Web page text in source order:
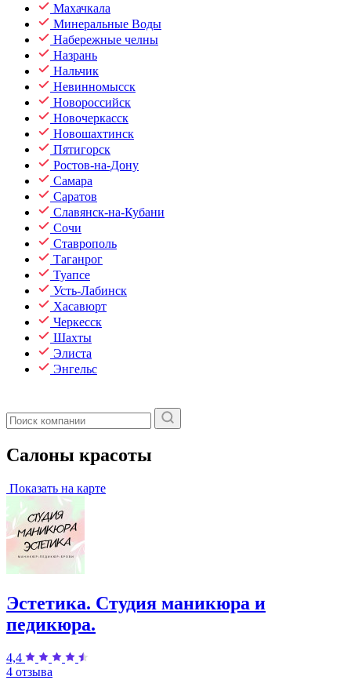
Махачкала
Минеральные Воды
Набережные челны
Назрань
Нальчик
Невинномысск
Новороссийск
Новочеркасск
Новошахтинск
Пятигорск
Ростов-на-Дону
Самара
Саратов
Славянск-на-Кубани
Сочи
Ставрополь
Таганрог
Туапсе
Усть-Лабинск
Хасавюрт
Черкесск
Шахты
Элиста
Энгельс
Салоны красоты
Показать на карте
Эстетика. Студия маникюра и
педикюра.
4,4
4 отзыва